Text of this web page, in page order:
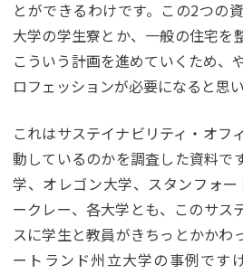
とができるわけです。この2つの
大学の学生寮とか、一般の住宅を
こういう計画を進めていくため、
ロフェッションが必要になると思い
これはサステイナビリティ・オフ
動しているのかを調査した資料で
学、オレゴン大学、スタンフォ
ークレー、各大学とも、このサス
スに学生と教員がきちっとかかわ
ートランド州立大学の事例で